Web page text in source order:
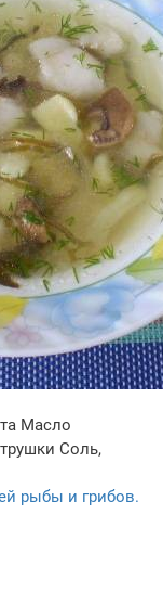
Масло
Соль,
рыбы и грибов.